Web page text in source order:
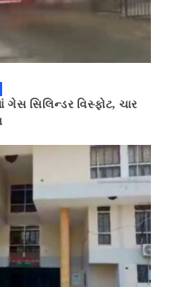
ગેસ સિલિન્ડર વિસ્ફોટ, ચાર